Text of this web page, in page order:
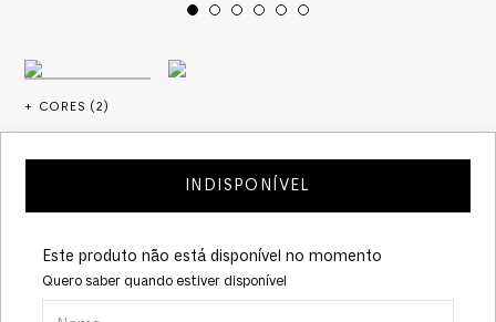
+ CORES (2)
Este produto não está disponível no momento
Quero saber quando estiver disponível
INDISPONÍVEL